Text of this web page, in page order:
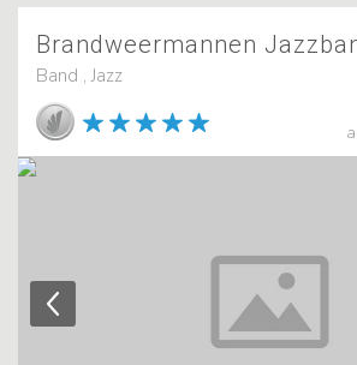
Brandweermannen
Band , Jazz